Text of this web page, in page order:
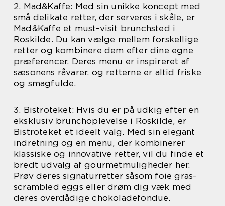
2. Mad&Kaffe: Med sin unikke koncept med
små delikate retter, der serveres i skåle, er
Mad&Kaffe et must-visit brunchsted i
Roskilde. Du kan vælge mellem forskellige
retter og kombinere dem efter dine egne
præferencer. Deres menu er inspireret af
sæsonens råvarer, og retterne er altid friske
og smagfulde.
3. Bistroteket: Hvis du er på udkig efter en
eksklusiv brunchoplevelse i Roskilde, er
Bistroteket et ideelt valg. Med sin elegant
indretning og en menu, der kombinerer
klassiske og innovative retter, vil du finde et
bredt udvalg af gourmetmuligheder her.
Prøv deres signaturretter såsom foie gras-
scrambled eggs eller drøm dig væk med
deres overdådige chokoladefondue.